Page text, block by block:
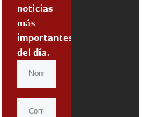
noticias
más
importantes
del día.